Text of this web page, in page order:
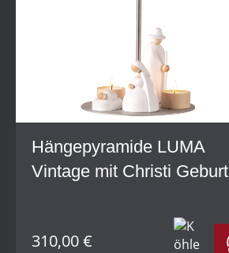
Hängepyramide LUMA
Vintage mit Christi Geburt
310,00 €